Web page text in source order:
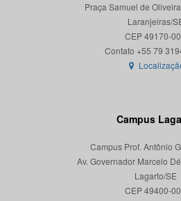
Praça Samuel de
Laranjeiras/
CEP 49170-
Campus
Campus Prof. Antônio
Av. Governador Marcelo
Lagarto/SE
CEP 49400-